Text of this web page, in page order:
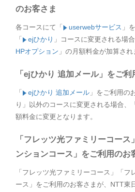
のお客さま
各コースにて「 userwebサービス 」
「
ejひかり 」 コースに変更される場
HPオプション 」の月額料金が加算され
「ejひかり 追加メール」をご利
「 ejひかり 追加メール」をご利用の
り」
以外のコースに変更される場合、「
額料金に変更となります。
「フレッツ光ファミリーコース
ンションコース」をご利用のお
「フレッツ光ファミリーコース」「フ
ース」をご利用のお客さまが、NTT東